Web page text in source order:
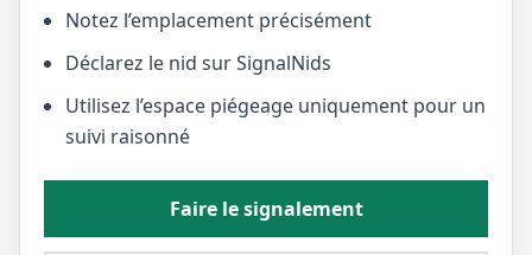
Notez l’emplacement précisément
Déclarez le nid sur SignalNids
Utilisez l’espace piégeage uniquement pour un
suivi raisonné
Faire le signalement